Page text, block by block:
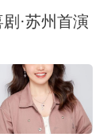
·苏州首演